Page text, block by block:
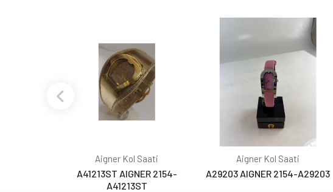
Aigner Kol Saati
A41213ST AIGNER 2154-
A41213ST
Aigner Kol Saati
A29203 AIGNER 2154-A29203